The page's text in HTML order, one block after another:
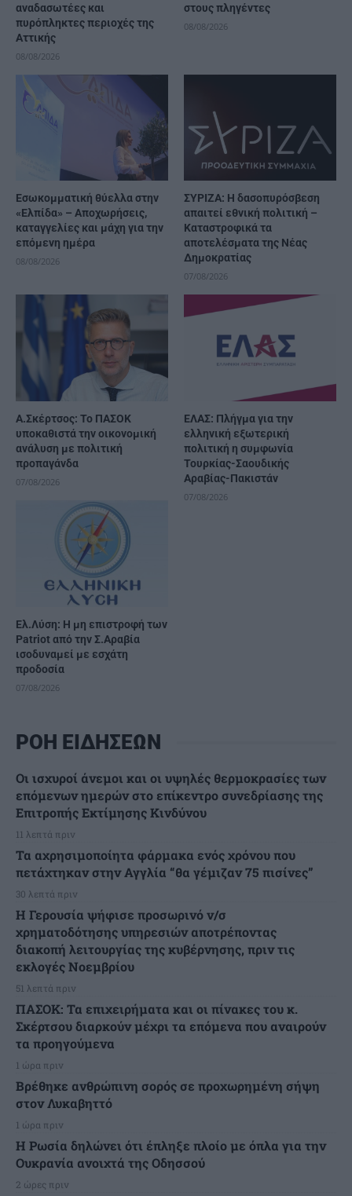
αναδασωτέες και
πυρόπληκτες περιοχές της
Αττικής
08/08/2026
στους πληγέντες
08/08/2026
Εσωκομματική θύελλα στην
«Ελπίδα» – Αποχωρήσεις,
καταγγελίες και μάχη για την
επόμενη ημέρα
08/08/2026
ΣΥΡΙΖΑ: Η δασοπυρόσβεση
απαιτεί εθνική πολιτική –
Καταστροφικά τα
αποτελέσματα της Νέας
Δημοκρατίας
07/08/2026
Α.Σκέρτσος: Το ΠΑΣΟΚ
υποκαθιστά την οικονομική
ανάλυση με πολιτική
προπαγάνδα
07/08/2026
ΕΛΑΣ: Πλήγμα για την
ελληνική εξωτερική
πολιτική η συμφωνία
Τουρκίας-Σαουδικής
Αραβίας-Πακιστάν
07/08/2026
Ελ.Λύση: Η μη επιστροφή των
Patriot από την Σ.Αραβία
ισοδυναμεί με εσχάτη
προδοσία
07/08/2026
ΡΟΗ ΕΙΔΗΣΕΩΝ
Οι ισχυροί άνεμοι και οι υψηλές θερμοκρασίες των
επόμενων ημερών στο επίκεντρο συνεδρίασης της
Επιτροπής Εκτίμησης Κινδύνου
11 λεπτά πριν
Τα αχρησιμοποίητα φάρμακα ενός χρόνου που
πετάχτηκαν στην Αγγλία “θα γέμιζαν 75 πισίνες”
30 λεπτά πριν
Η Γερουσία ψήφισε προσωρινό ν/σ
χρηματοδότησης υπηρεσιών αποτρέποντας
διακοπή λειτουργίας της κυβέρνησης, πριν τις
εκλογές Νοεμβρίου
51 λεπτά πριν
ΠΑΣΟΚ: Τα επιχειρήματα και οι πίνακες του κ.
Σκέρτσου διαρκούν μέχρι τα επόμενα που αναιρούν
τα προηγούμενα
1 ώρα πριν
Βρέθηκε ανθρώπινη σορός σε προχωρημένη σήψη
στον Λυκαβηττό
1 ώρα πριν
Η Ρωσία δηλώνει ότι έπληξε πλοίο με όπλα για την
Ουκρανία ανοιχτά της Οδησσού
2 ώρες πριν